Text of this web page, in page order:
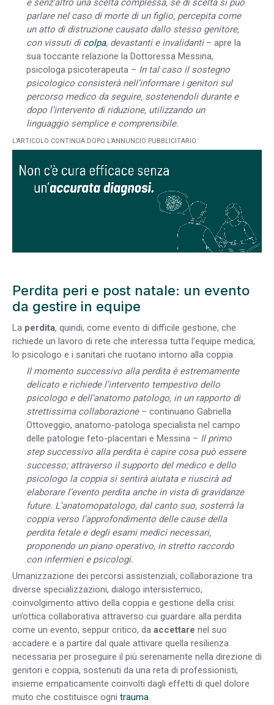
è senz’altro una scelta complessa, se di scelta si può
parlare nel caso di morte di un figlio, percepita come
un atto di distruzione causato dallo stesso genitore,
con vissuti di colpa, devastanti e invalidanti– apre la
sua toccante relazione la Dottoressa Messina,
psicologa psicoterapeuta – In tal caso il sostegno
psicologico consisterà nell’informare i genitori sul
percorso medico da seguire, sostenendoli durante e
dopo l’intervento di riduzione, utilizzando un
linguaggio semplice e comprensibile.
L’ARTICOLO CONTINUA DOPO L’ANNUNCIO PUBBLICITARIO:
Perdita peri e post natale: un evento
da gestire in equipe
La perdita, quindi, come evento di difficile gestione, che
richiede un lavoro di rete che interessa tutta l’equipe medica,
lo psicologo e i sanitari che ruotano intorno alla coppia.
Il momento successivo alla perdita è estremamente
delicato e richiede l’intervento tempestivo dello
psicologo e dell’anatomo patologo, in un rapporto di
strettissima collaborazione– continuano Gabriella
Ottoveggio, anatomo-patologa specialista nel campo
delle patologie feto-placentari e Messina – Il primo
step successivo alla perdita è capire cosa può essere
successo; attraverso il supporto del medico e dello
psicologo la coppia si sentirà aiutata e riuscirà ad
elaborare l’evento perdita anche in vista di gravidanze
future. L’anatomopatologo, dal canto suo, sosterrà la
coppia verso l’approfondimento delle cause della
perdita fetale e degli esami medici necessari,
proponendo un piano operativo, in stretto raccordo
con infermieri e psicologi.
Umanizzazione dei percorsi assistenziali, collaborazione tra
diverse specializzazioni, dialogo intersistemico,
coinvolgimento attivo della coppia e gestione della crisi:
un’ottica collaborativa attraverso cui guardare alla perdita
come un evento, seppur critico, da accettare nel suo
accadere e a partire dal quale attivare quella resilienza
necessaria per proseguire il più serenamente nella direzione di
genitori e coppia, sostenuti da una reta di professionisti,
insieme empaticamente coinvolti dagli effetti di quel dolore
muto che costituisce ogni trauma.